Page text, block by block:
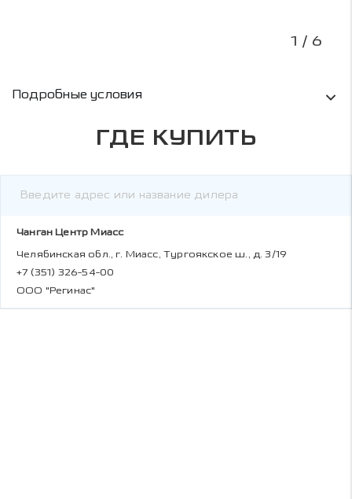
1 / 6
Условия кредитования и информация о
Подробные условия
ГДЕ КУПИТЬ
Чанган Центр Миасс
Челябинская обл., г. Миасс, Тургоякское ш., д. 3/19
+7 (351) 326-54-00
ООО "Регинас"